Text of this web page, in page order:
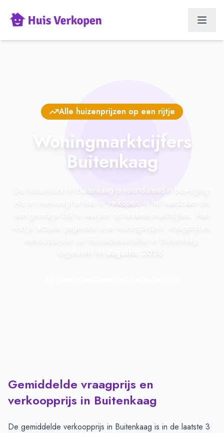
Alle huizenprijzen op een rijtje
Woningmarktcijfers
Buitenkaag
De huizenmarkt in Buitenkaag is voortdurend in beweging.
Als je overweegt je huis te verkopen, is het raadzaam om
Gemiddelde vraagprijs en
verkoopprijs in Buitenkaag
De gemiddelde verkoopprijs in Buitenkaag is in de laatste 3